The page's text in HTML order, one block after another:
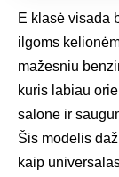
E klasė visada
ilgoms
mažesniu
kuris labiau
salone ir
Šis modelis
kaip